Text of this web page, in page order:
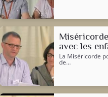
avec les
La Miséricorde
de…